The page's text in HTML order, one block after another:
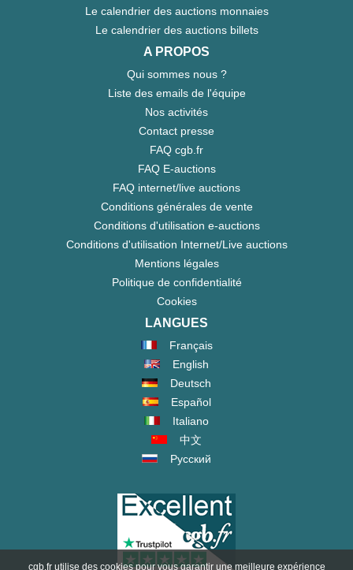
Le calendrier des auctions monnaies
Le calendrier des auctions billets
A PROPOS
Qui sommes nous ?
Liste des emails de l'équipe
Nos activités
Contact presse
FAQ cgb.fr
FAQ E-auctions
FAQ internet/live auctions
Conditions générales de vente
Conditions d'utilisation e-auctions
Conditions d'utilisation Internet/Live auctions
Mentions légales
Politique de confidentialité
Cookies
LANGUES
Français
English
Deutsch
Español
Italiano
中文
Русский
cgb.fr utilise des cookies pour vous garantir une meilleure expérience